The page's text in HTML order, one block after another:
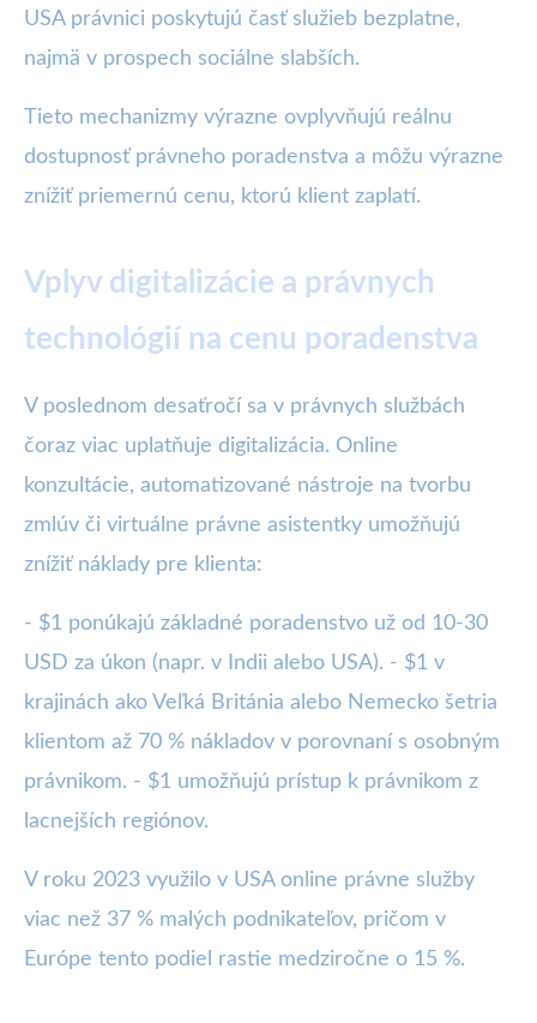
USA právnici poskytujú časť služieb bezplatne,
najmä v prospech sociálne slabších.
Tieto mechanizmy výrazne ovplyvňujú reálnu
dostupnosť právneho poradenstva a môžu výrazne
znížiť priemernú cenu, ktorú klient zaplatí.
Vplyv digitalizácie a právnych
technológií na cenu poradenstva
V poslednom desaťročí sa v právnych službách
čoraz viac uplatňuje digitalizácia. Online
konzultácie, automatizované nástroje na tvorbu
zmlúv či virtuálne právne asistentky umožňujú
znížiť náklady pre klienta:
- $1 ponúkajú základné poradenstvo už od 10-30
USD za úkon (napr. v Indii alebo USA). - $1 v
krajinách ako Veľká Británia alebo Nemecko šetria
klientom až 70 % nákladov v porovnaní s osobným
právnikom. - $1 umožňujú prístup k právnikom z
lacnejších regiónov.
V roku 2023 využilo v USA online právne služby
viac než 37 % malých podnikateľov, pričom v
Európe tento podiel rastie medziročne o 15 %.